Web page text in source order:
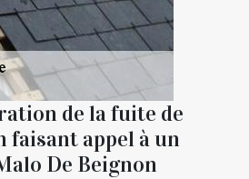
de la fuite de
appel à un
De Beignon